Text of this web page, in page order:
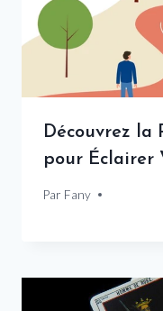
Découvrez la
pour Éclairer
Par Fany
19 août 2025